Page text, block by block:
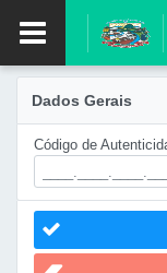
Dados Gerais
Código de